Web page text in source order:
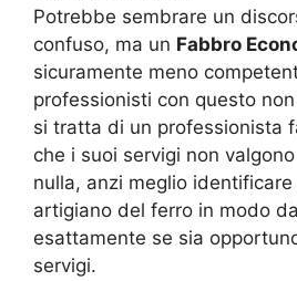
Potrebbe sembrare un
confuso, ma un Fabbro
sicuramente meno
professionisti con questo
si tratta di un professionista
che i suoi servigi non
nulla, anzi meglio
artigiano del ferro in modo
esattamente se sia
servigi.